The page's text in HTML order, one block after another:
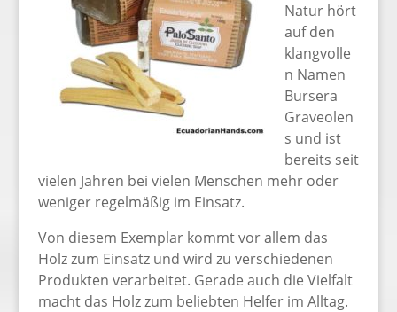
Natur hört
auf den
klangvolle
n Namen
Bursera
Graveolen
s und ist
bereits seit
vielen Jahren bei vielen Menschen mehr oder
weniger regelmäßig im Einsatz.
Von diesem Exemplar kommt vor allem das
Holz zum Einsatz und wird zu verschiedenen
Produkten verarbeitet. Gerade auch die Vielfalt
macht das Holz zum beliebten Helfer im Alltag.